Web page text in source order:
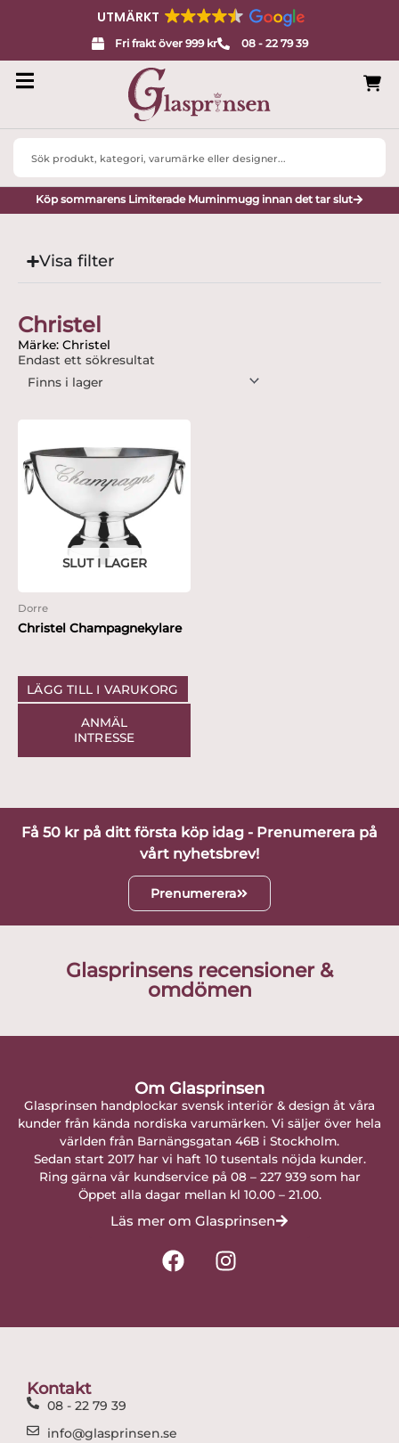
UTMÄRKT
Fri frakt över 999 kr 08 - 22 79 39
Search
Köp sommarens Limiterade Muminmugg innan det tar slut
Visa filter
Christel
Märke: Christel
Endast ett sökresultat
SLUT I LAGER
Dorre
Christel Champagnekylare
LÄGG TILL I VARUKORG
ANMÄL
INTRESSE
Få 50 kr på ditt första köp idag - Prenumerera på
vårt nyhetsbrev!
Prenumerera
Glasprinsens recensioner &
omdömen
Om Glasprinsen
Glasprinsen handplockar svensk interiör & design åt våra
kunder från kända nordiska varumärken. Vi säljer över hela
världen från Barnängsgatan 46B i Stockholm.
Sedan start 2017 har vi haft 10 tusentals nöjda kunder.
Ring gärna vår kundservice på 08 – 227 939 som har
Öppet alla dagar mellan kl 10.00 – 21.00.
Läs mer om Glasprinsen
F
a
I
n
Kontakt
08 - 22 79 39
info@glasprinsen.se